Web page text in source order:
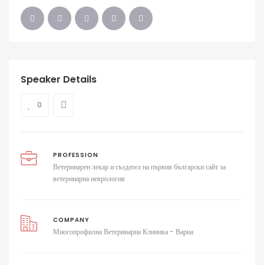
Speaker Details
0
PROFESSION
Ветеринарен лекар и създател на първия български сайт за
ветеринарна неврология
COMPANY
Многопрофилна Ветеринарна Клиника - Варна